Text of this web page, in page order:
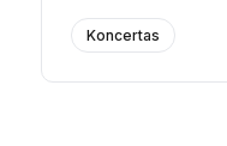
Koncertas